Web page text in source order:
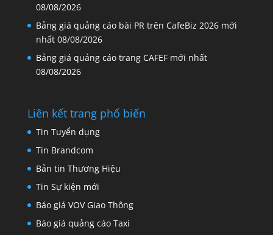
08/08/2026
Bảng giá quảng cáo bài PR trên CafeBiz 2026 mới
nhất 08/08/2026
Bảng giá quảng cáo trang CAFEF mới nhất
08/08/2026
Liên kết trang phổ biến
Tin Tuyển dụng
Tin Brandcom
Bản tin Thương Hiệu
Tin Sự kiện mới
Báo giá VOV Giao Thông
Báo giá quảng cáo Taxi